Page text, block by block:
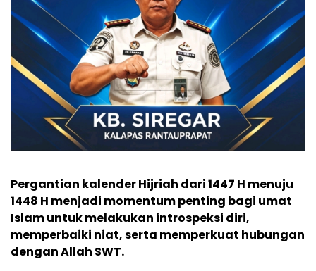
Pergantian kalender Hijriah dari 1447 H menuju
1448 H menjadi momentum penting bagi umat
Islam untuk melakukan introspeksi diri,
memperbaiki niat, serta memperkuat hubungan
dengan Allah SWT.